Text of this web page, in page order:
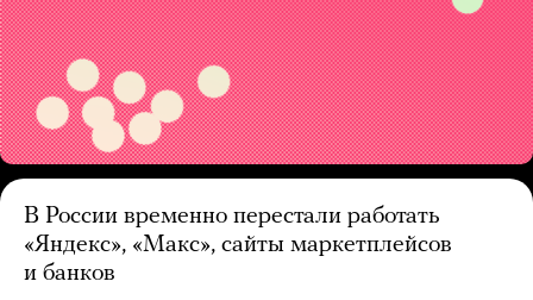
В России временно перестали работать
«Яндекс», «Макс», сайты маркетплейсов
и банков